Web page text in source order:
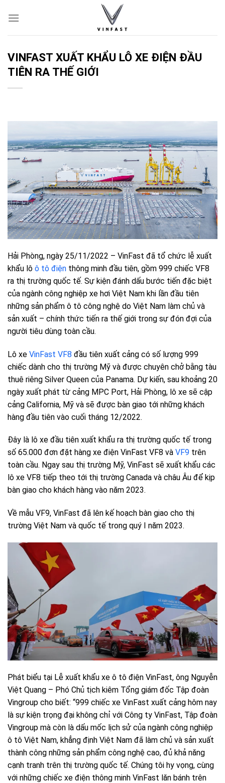
VINFAST XUẤT KHẨU LÔ XE ĐIỆN ĐẦU
TIÊN RA THẾ GIỚI
Hải Phòng, ngày 25/11/2022 – VinFast đã tổ chức lễ xuất
khẩu lô ô tô điện thông minh đầu tiên, gồm 999 chiếc VF8
ra thị trường quốc tế. Sự kiện đánh dấu bước tiến đặc biệt
của ngành công nghiệp xe hơi Việt Nam khi lần đầu tiên
những sản phẩm ô tô công nghệ do Việt Nam làm chủ và
sản xuất – chính thức tiến ra thế giới trong sự đón đợi của
người tiêu dùng toàn cầu.
Lô xe VinFast VF8 đầu tiên xuất cảng có số lượng 999
chiếc dành cho thị trường Mỹ và được chuyên chở bằng tàu
thuê riêng Silver Queen của Panama. Dự kiến, sau khoảng 20
ngày xuất phát từ cảng MPC Port, Hải Phòng, lô xe sẽ cập
cảng California, Mỹ và sẽ được bàn giao tới những khách
hàng đầu tiên vào cuối tháng 12/2022.
Đây là lô xe đầu tiên xuất khẩu ra thị trường quốc tế trong
số 65.000 đơn đặt hàng xe điện VinFast VF8 và VF9 trên
toàn cầu. Ngay sau thị trường Mỹ, VinFast sẽ xuất khẩu các
lô xe VF8 tiếp theo tới thị trường Canada và châu Âu để kịp
bàn giao cho khách hàng vào năm 2023.
Về mẫu VF9, VinFast đã lên kế hoạch bàn giao cho thị
trường Việt Nam và quốc tế trong quý I năm 2023.
Phát biểu tại Lễ xuất khẩu xe ô tô điện VinFast, ông Nguyễn
Việt Quang – Phó Chủ tịch kiêm Tổng giám đốc Tập đoàn
Vingroup cho biết: “999 chiếc xe VinFast xuất cảng hôm nay
là sự kiện trọng đại không chỉ với Công ty VinFast, Tập đoàn
Vingroup mà còn là dấu mốc lịch sử của ngành công nghiệp
ô tô Việt Nam, khẳng định Việt Nam đã làm chủ và sản xuất
thành công những sản phẩm công nghệ cao, đủ khả năng
cạnh tranh trên thị trường quốc tế. Chúng tôi hy vọng, cùng
với những chiếc xe điện thông minh VinFast lăn bánh trên